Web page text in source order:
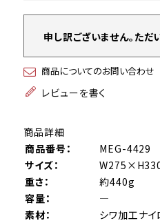
申し訳ございません。ただ
商品についてのお問い合わせ
レビューを書く
商品詳細
商品番号：
MEG-4429
サイズ：
重さ：
約440g
容量：
―
素材：
シワ加工ナイ